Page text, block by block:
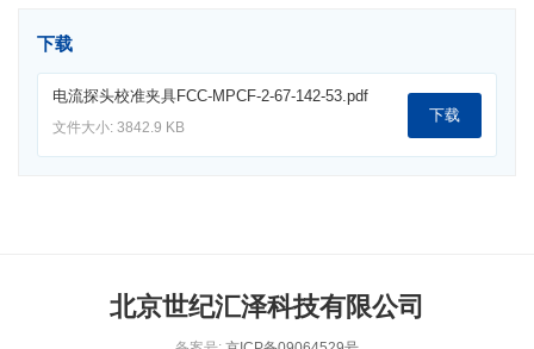
下载
电流探头校准夹具FCC-MPCF-2-67-142-53.pdf
文件大小: 3842.9 KB
下载
北京世纪汇泽科技有限公司